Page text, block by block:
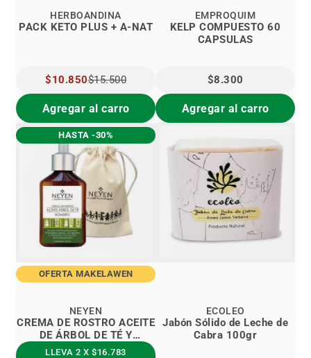
PACK KETO PLUS + A-NAT
HERBOANDINA
PRECIO
ESPECIAL
$10.850$15.500
Agregar al carro
KELP COMPUESTO 60
CAPSULAS
EMPROQUIM
$8.300
Agregar al carro
HASTA -30%
OFERTA MAKELAWEN
CREMA DE ROSTRO ACEITE
DE ÁRBOL DE TÉ Y
ROMERO
NEYEN
LLEVA 2 X $16.783
Jabón Sólido de Leche de
Cabra 100gr
ECOLEO